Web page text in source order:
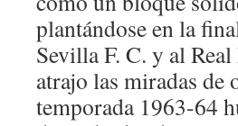
plantándose en la
Sevilla F. C. y al
atrajo las miradas de
temporada 1963-64